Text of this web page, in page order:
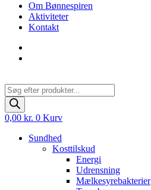
Om Bønnespiren
Aktiviteter
Kontakt
Products
search
0,00 kr. 0 Kurv
Sundhed
Kosttilskud
Energi
Udrensning
Mælkesyrebakterier